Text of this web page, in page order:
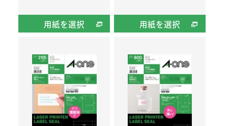
用紙を選択 用紙を選択